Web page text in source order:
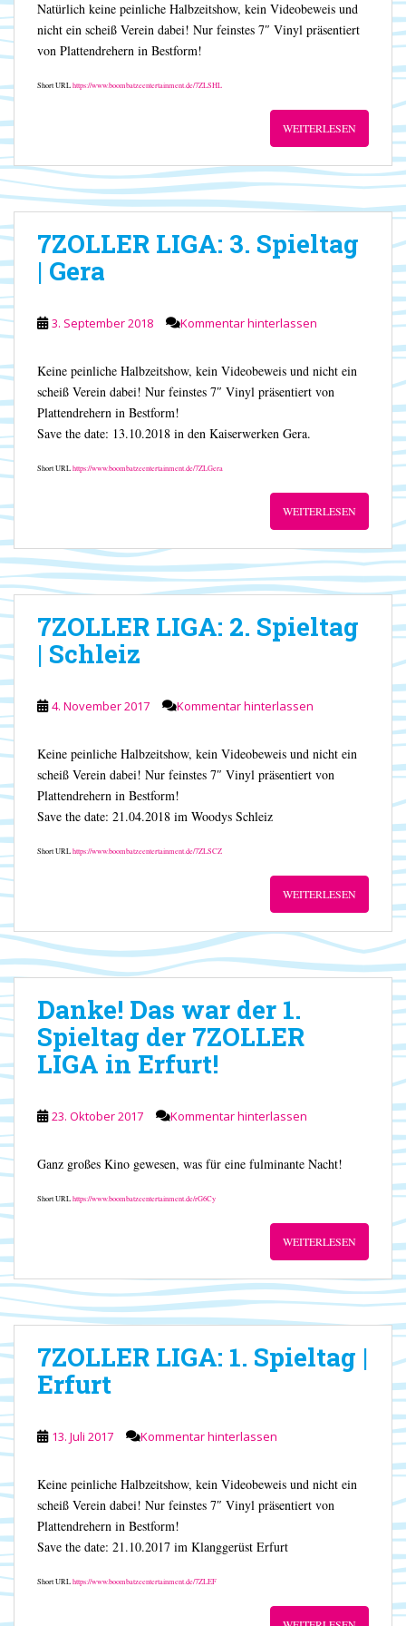
Natürlich keine peinliche Halbzeitshow, kein Videobeweis und
nicht ein scheiß Verein dabei! Nur feinstes 7″ Vinyl präsentiert
von Plattendrehern in Bestform!
Short URLhttps://www.boombatzeentertainment.de/7ZLSHL
WEITERLESEN
7ZOLLER LIGA: 3. Spieltag
| Gera
3. September 2018 Kommentar hinterlassen
Keine peinliche Halbzeitshow, kein Videobeweis und nicht ein
scheiß Verein dabei! Nur feinstes 7″ Vinyl präsentiert von
Plattendrehern in Bestform!
Save the date: 13.10.2018 in den Kaiserwerken Gera.
Short URLhttps://www.boombatzeentertainment.de/7ZLGera
WEITERLESEN
7ZOLLER LIGA: 2. Spieltag
| Schleiz
4. November 2017 Kommentar hinterlassen
Keine peinliche Halbzeitshow, kein Videobeweis und nicht ein
scheiß Verein dabei! Nur feinstes 7″ Vinyl präsentiert von
Plattendrehern in Bestform!
Save the date: 21.04.2018 im Woodys Schleiz
Short URLhttps://www.boombatzeentertainment.de/7ZLSCZ
WEITERLESEN
Danke! Das war der 1.
Spieltag der 7ZOLLER
LIGA in Erfurt!
23. Oktober 2017 Kommentar hinterlassen
Ganz großes Kino gewesen, was für eine fulminante Nacht!
Short URLhttps://www.boombatzeentertainment.de/rG6Cy
WEITERLESEN
7ZOLLER LIGA: 1. Spieltag |
Erfurt
13. Juli 2017 Kommentar hinterlassen
Keine peinliche Halbzeitshow, kein Videobeweis und nicht ein
scheiß Verein dabei! Nur feinstes 7″ Vinyl präsentiert von
Plattendrehern in Bestform!
Save the date: 21.10.2017 im Klanggerüst Erfurt
Short URLhttps://www.boombatzeentertainment.de/7ZLEF